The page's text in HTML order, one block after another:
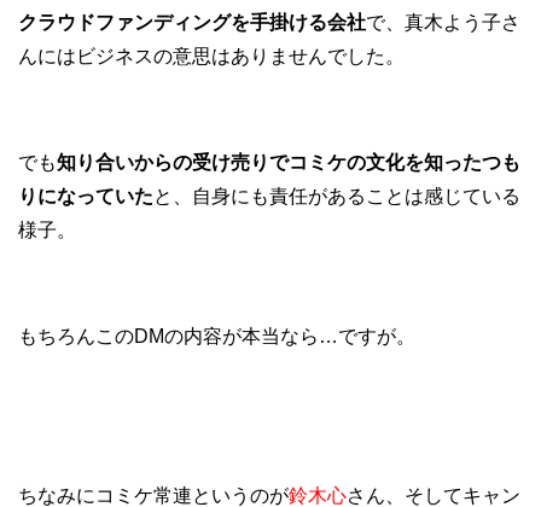
クラウドファンディングを手掛ける会社で、真木よう子さ
んにはビジネスの意思はありませんでした。
でも知り合いからの受け売りでコミケの文化を知ったつも
りになっていたと、自身にも責任があることは感じている
様子。
もちろんこのDMの内容が本当なら…ですが。
ちなみにコミケ常連というのが鈴木心さん、そしてキャン